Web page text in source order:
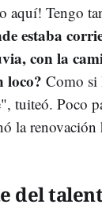
aquí! Tengo
estaba
con la
loco? Como si
tuiteó. Poco
la renovación
del